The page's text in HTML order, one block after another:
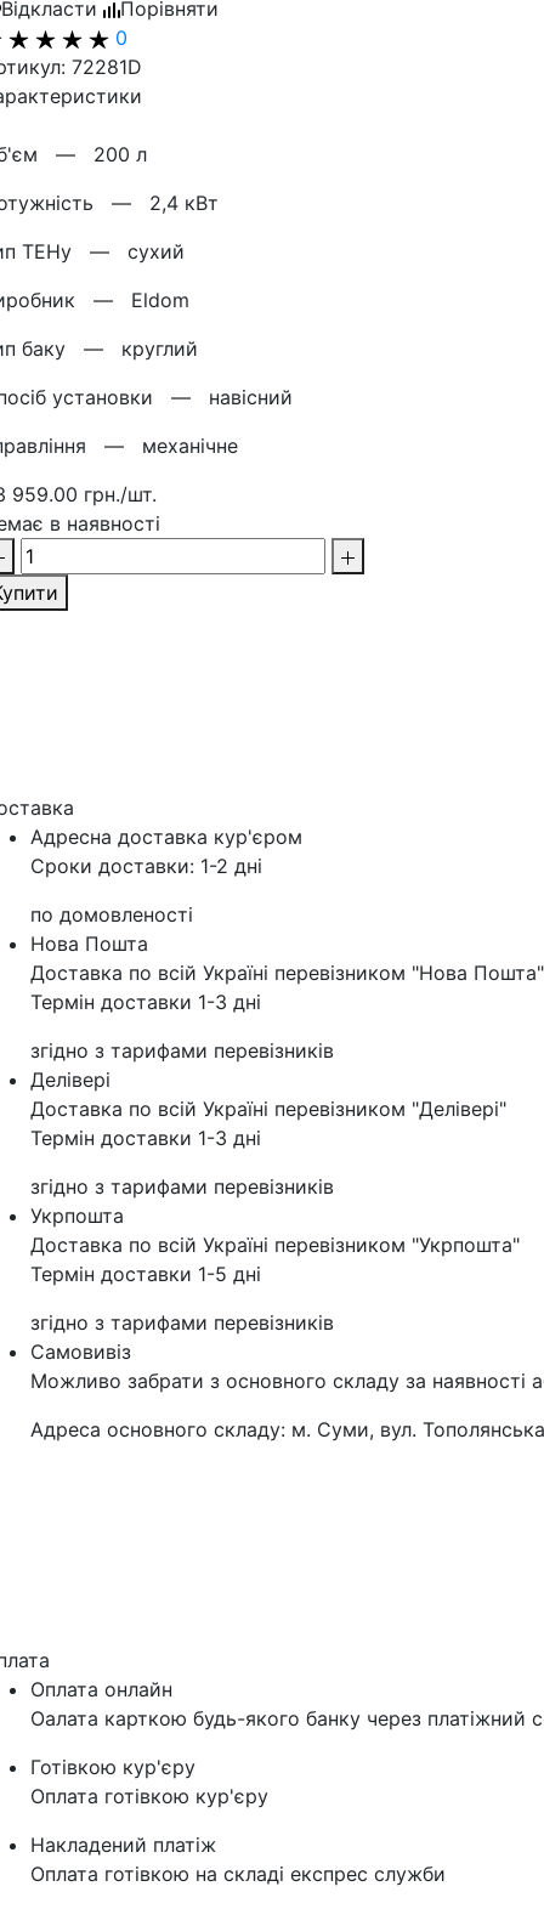
Відкласти
Порівняти
0
72281D
— 200 л
— 2,4 кВт
ТЕНу — сухий
— Eldom
баку — круглий
установки — навісний
— механічне
959.00 грн./шт.
в наявності
Адресна доставка кур'‎єром
Сроки доставки: 1-2 дні
по домовленості
Нова Пошта
Доставка по всій Україні перевізником "Нова Пошта"
Термін доставки 1-3 дні
згідно з тарифами перевізників
Делівері
Доставка по всій Україні перевізником "Делівері"
Термін доставки 1-3 дні
згідно з тарифами перевізників
Укрпошта
Доставка по всій Україні перевізником "Укрпошта"
Термін доставки 1-5 дні
згідно з тарифами перевізників
Самовивіз
Можливо забрати з основного складу за наявності
Адреса основного складу: м. Суми, вул.
Оплата онлайн
Оалата карткою будь-якого банку через платіжний
Готівкою кур'єру
Оплата готівкою кур'єру
Накладений платіж
Оплата готівкою на складі експрес служби